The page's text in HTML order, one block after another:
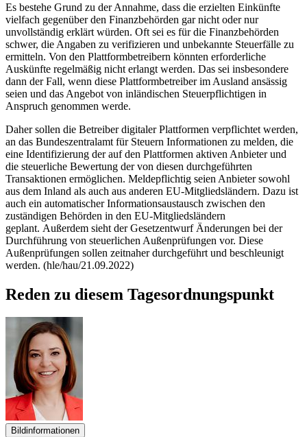
Es bestehe Grund zu der Annahme, dass die erzielten Einkünfte
vielfach gegenüber den Finanzbehörden gar nicht oder nur
unvollständig erklärt würden. Oft sei es für die Finanzbehörden
schwer, die Angaben zu verifizieren und unbekannte Steuerfälle zu
ermitteln. Von den Plattformbetreibern könnten erforderliche
Auskünfte regelmäßig nicht erlangt werden. Das sei insbesondere
dann der Fall, wenn diese Plattformbetreiber im Ausland ansässig
seien und das Angebot von inländischen Steuerpflichtigen in
Anspruch genommen werde.
Daher sollen die Betreiber digitaler Plattformen verpflichtet werden,
an das Bundeszentralamt für Steuern Informationen zu melden, die
eine Identifizierung der auf den Plattformen aktiven Anbieter und
die steuerliche Bewertung der von diesen durchgeführten
Transaktionen ermöglichen. Meldepflichtig seien Anbieter sowohl
aus dem Inland als auch aus anderen EU-Mitgliedsländern. Dazu ist
auch ein automatischer Informationsaustausch zwischen den
zuständigen Behörden in den EU-Mitgliedsländern
geplant. Außerdem sieht der Gesetzentwurf Änderungen bei der
Durchführung von steuerlichen Außenprüfungen vor. Diese
Außenprüfungen sollen zeitnaher durchgeführt und beschleunigt
werden. (hle/hau/21.09.2022)
Reden zu diesem Tagesordnungspunkt
Bildinformationen